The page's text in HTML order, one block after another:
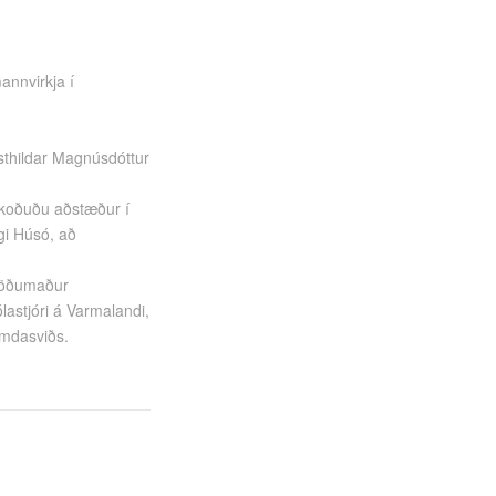
í
Magnúsdóttur
aðstæður í
Húsó, að
á Varmalandi,